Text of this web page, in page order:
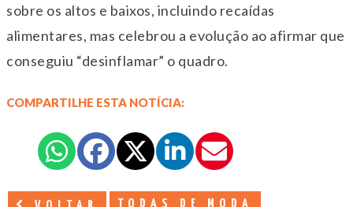
sobre os altos e baixos, incluindo recaídas
alimentares, mas celebrou a evolução ao afirmar que
conseguiu “desinflamar” o quadro.
COMPARTILHE ESTA NOTÍCIA:
TODAS DE MODA